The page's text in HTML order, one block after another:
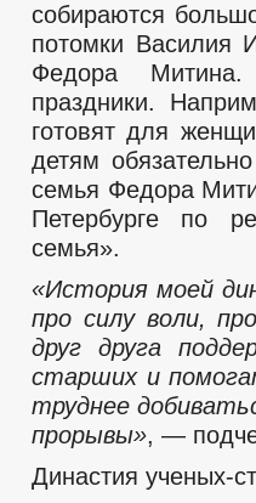
собираются
потомки Василия
Федора
праздники.
готовят для
детям
семья Федора
Петербурге по
семья».
«История моей
про силу воли,
друг друга
старших и
труднее
прорывы», —
Династия ученых-